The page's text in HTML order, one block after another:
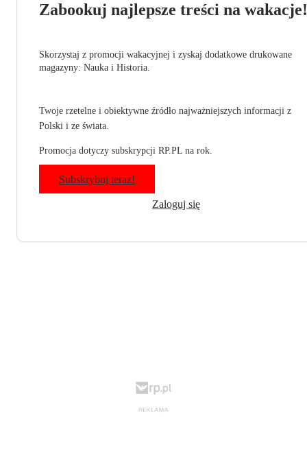
Zabookuj najlepsze treści na wakacje!
Skorzystaj z promocji wakacyjnej i zyskaj dodatkowe drukowane
magazyny: Nauka i Historia.
Twoje rzetelne i obiektywne źródło najważniejszych informacji z
Polski i ze świata.
Promocja dotyczy subskrypcji RP.PL na rok.
Subskrybuj teraz!
Zaloguj się